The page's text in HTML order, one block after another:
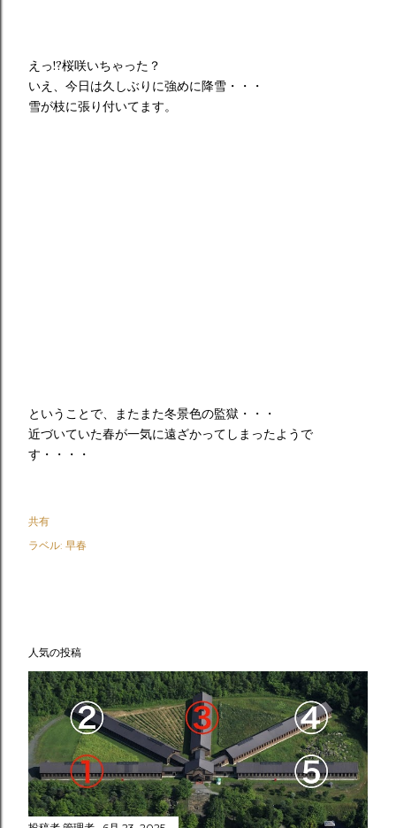
えっ!?桜咲いちゃった？
いえ、今日は久しぶりに強めに降雪・・・
雪が枝に張り付いてます。
ということで、またまた冬景色の監獄・・・
近づいていた春が一気に遠ざかってしまったようで
す・・・・
共有
ラベル: 早春
人気の投稿